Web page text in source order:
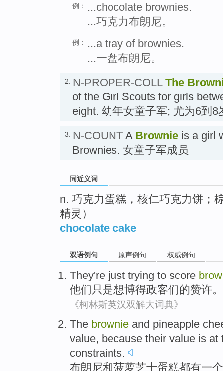
例：
...chocolate brownies.
...巧克力布朗尼。
例：
...a tray of brownies.
...一盘布朗尼。
2. N-PROPER-COLL The
of the Girl Scouts for girls
eight. 幼年女童子军; 尤为6到
3. N-COUNT A Brownie is a girl
Brownies. 女童子军成员
同近义词
n. 巧克力蛋糕，核仁巧克力饼；
精灵）
chocolate cake
双语例句 原声例句 权威例句
They're just trying to score
他们只是想博得政客们的赞许。
《柯林斯英汉双解大词典》
The brownie and pineapple
value, because their value is at
constraints.
布朗尼和菠萝芝士蛋糕都有一个